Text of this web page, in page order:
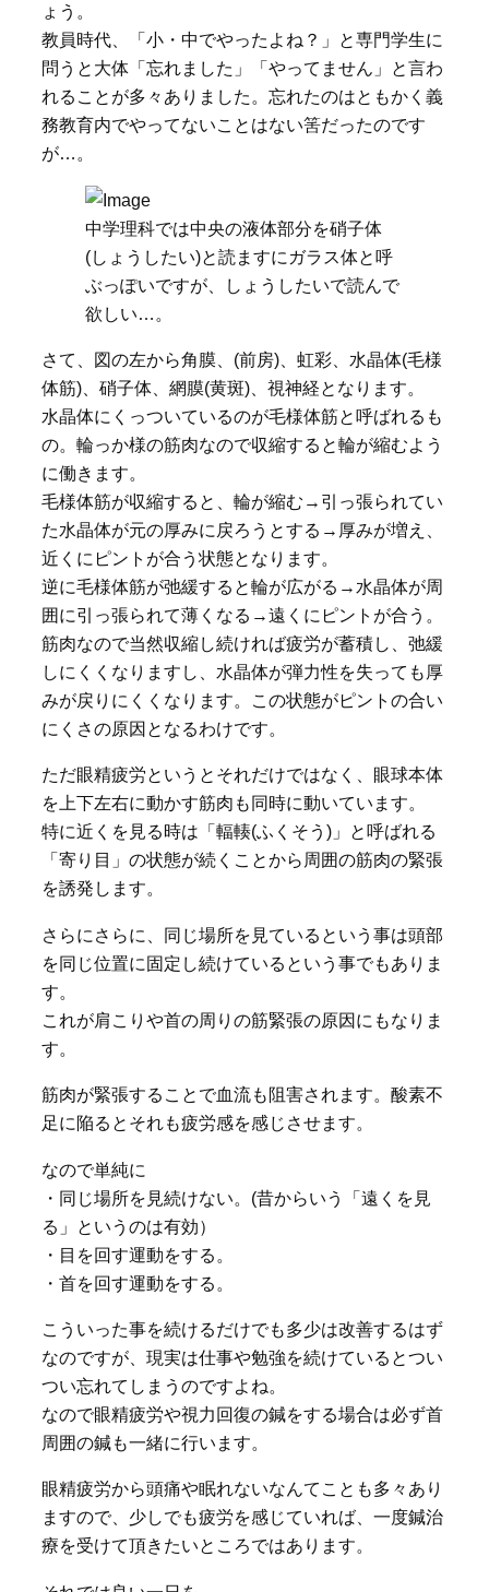
ょう。
教員時代、「小・中でやったよね？」と専門学生に
問うと大体「忘れました」「やってません」と言わ
れることが多々ありました。忘れたのはともかく義
務教育内でやってないことはない筈だったのです
が…。
中学理科では中央の液体部分を硝子体
(しょうしたい)と読ますにガラス体と呼
ぶっぽいですが、しょうしたいで読んで
欲しい…。
さて、図の左から角膜、(前房)、虹彩、水晶体(毛様
体筋)、硝子体、網膜(黄斑)、視神経となります。
水晶体にくっついているのが毛様体筋と呼ばれるも
の。輪っか様の筋肉なので収縮すると輪が縮むよう
に働きます。
毛様体筋が収縮すると、輪が縮む→引っ張られてい
た水晶体が元の厚みに戻ろうとする→厚みが増え、
近くにピントが合う状態となります。
逆に毛様体筋が弛緩すると輪が広がる→水晶体が周
囲に引っ張られて薄くなる→遠くにピントが合う。
筋肉なので当然収縮し続ければ疲労が蓄積し、弛緩
しにくくなりますし、水晶体が弾力性を失っても厚
みが戻りにくくなります。この状態がピントの合い
にくさの原因となるわけです。
ただ眼精疲労というとそれだけではなく、眼球本体
を上下左右に動かす筋肉も同時に動いています。
特に近くを見る時は「輻輳(ふくそう)」と呼ばれる
「寄り目」の状態が続くことから周囲の筋肉の緊張
を誘発します。
さらにさらに、同じ場所を見ているという事は頭部
を同じ位置に固定し続けているという事でもありま
す。
これが肩こりや首の周りの筋緊張の原因にもなりま
す。
筋肉が緊張することで血流も阻害されます。酸素不
足に陥るとそれも疲労感を感じさせます。
なので単純に
・同じ場所を見続けない。(昔からいう「遠くを見
る」というのは有効）
・目を回す運動をする。
・首を回す運動をする。
こういった事を続けるだけでも多少は改善するはず
なのですが、現実は仕事や勉強を続けているとつい
つい忘れてしまうのですよね。
なので眼精疲労や視力回復の鍼をする場合は必ず首
周囲の鍼も一緒に行います。
眼精疲労から頭痛や眠れないなんてことも多々あり
ますので、少しでも疲労を感じていれば、一度鍼治
療を受けて頂きたいところではあります。